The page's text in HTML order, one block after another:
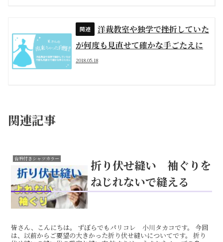
洋裁教室や独学で挫折していた
が何度も見直せて確かな手ごたえに
2018.05.18
関連記事
台衿付きシャツカラー
折り伏せ縫い 袖ぐりを
ねじれないで縫える
皆さん、こんにちは。 ずぼらでもパリコレ 小川タカコです。 今回
は、以前からご要望の大きかった折り伏せ縫いについてです。 折り